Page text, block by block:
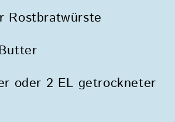
Rostbratwürste
oder 2 EL getrockneter